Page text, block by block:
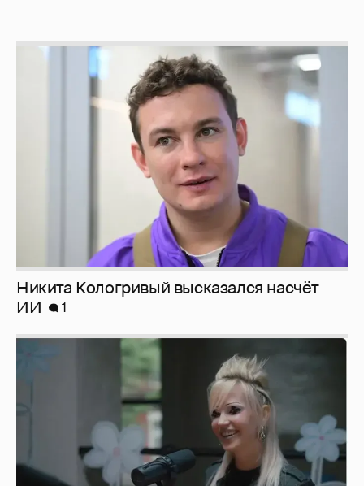
Никита Кологривый высказался насчёт
ИИ
1